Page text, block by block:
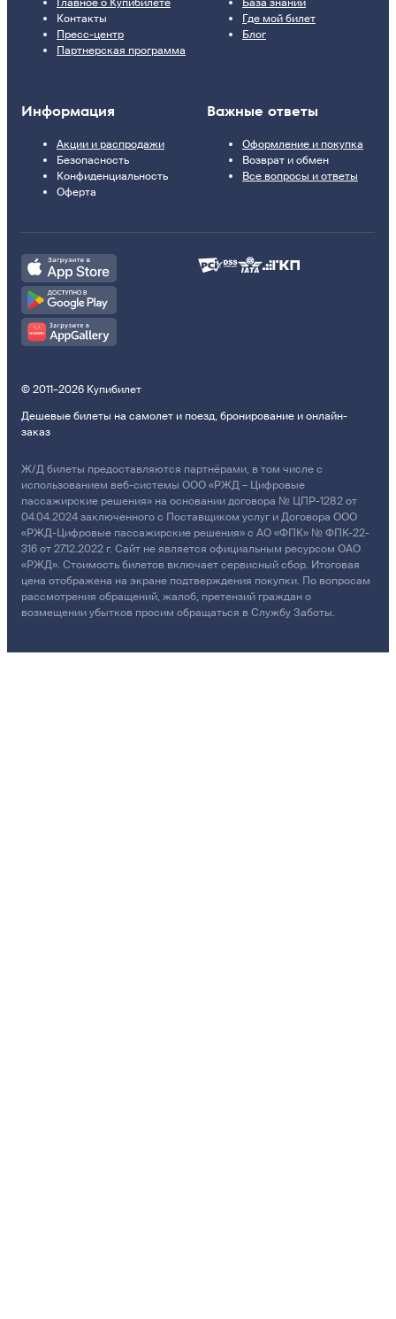
Контакты
Пресс-центр
Партнерская программа
Где мой билет
Блог
Информация
Акции и распродажи
Безопасность
Конфиденциальность
Оферта
Важные ответы
Оформление и покупка
Возврат и обмен
Все вопросы и ответы
© 2011–2026 Купибилет
Дешевые билеты на самолет и поезд, бронирование и онлайн-
заказ
Ж/Д билеты предоставляются партнёрами, в том числе с
использованием веб-системы ООО «РЖД – Цифровые
пассажирские решения» на основании договора № ЦПР-1282 от
04.04.2024 заключенного с Поставщиком услуг и Договора ООО
«РЖД-Цифровые пассажирские решения» с АО «ФПК» № ФПК-22-
316 от 27.12.2022 г. Сайт не является официальным ресурсом ОАО
«РЖД». Стоимость билетов включает сервисный сбор. Итоговая
цена отображена на экране подтверждения покупки. По вопросам
рассмотрения обращений, жалоб, претензий граждан о
возмещении убытков просим обращаться в Службу Заботы.